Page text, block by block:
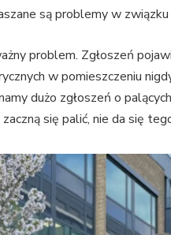
są problemy w
problem. Zgłoszeń
w pomieszczeniu
dużo zgłoszeń o
zaczną się palić, nie da się